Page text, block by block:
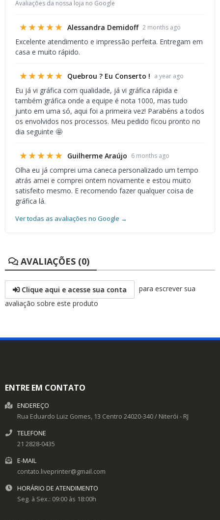
Avaliações da nossa loja no Google
★★★★★ Alessandra Demidoff 2 months ago
Excelente atendimento e impressão perfeita. Entregam em
casa e muito rápido.
★★★★★ Quebrou ? Eu Conserto ! a year ago
Eu já vi gráfica com qualidade, já vi gráfica rápida e
também gráfica onde a equipe é nota 1000, mas tudo
junto em uma só, aqui foi a primeira vez! Parabéns a todos
os envolvidos nos processos. Meu pedido ficou pronto no
dia seguinte 🤩
★★★★★ Guilherme Araújo 6 months ago
Olha eu já comprei uma caneca personalizado um tempo
atrás amei e comprei ontem novamente e estou muito
satisfeito mesmo. E recomendo fazer qualquer coisa de
gráfica lá.
Ver todas as avaliações no Google →
AVALIAÇÕES (0)
Clique aqui e acesse sua conta
para escrever sua
avaliação sobre este produto
ENTRE EM CONTATO
ENDEREÇO
Rua Eduardo Luiz Gomes, 13 Centro 24020-340/ Niterói - RJ
TELEFONE
21 2828-0435
E-MAIL
contato.liveprinter@gmail.com
HORÁRIO DE ATENDIMENTO
Seg. à Sex.: 09:00 às 18:00h